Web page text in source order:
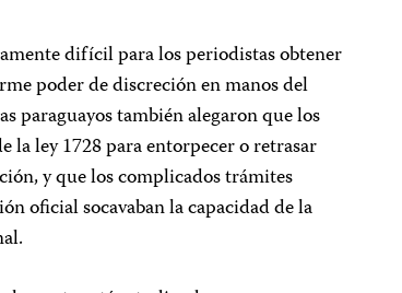
difícil para los periodistas obtener
poder de discreción en manos del
paraguayos también alegaron que los
la ley 1728 para entorpecer o retrasar
y que los complicados trámites
oficial socavaban la capacidad de la